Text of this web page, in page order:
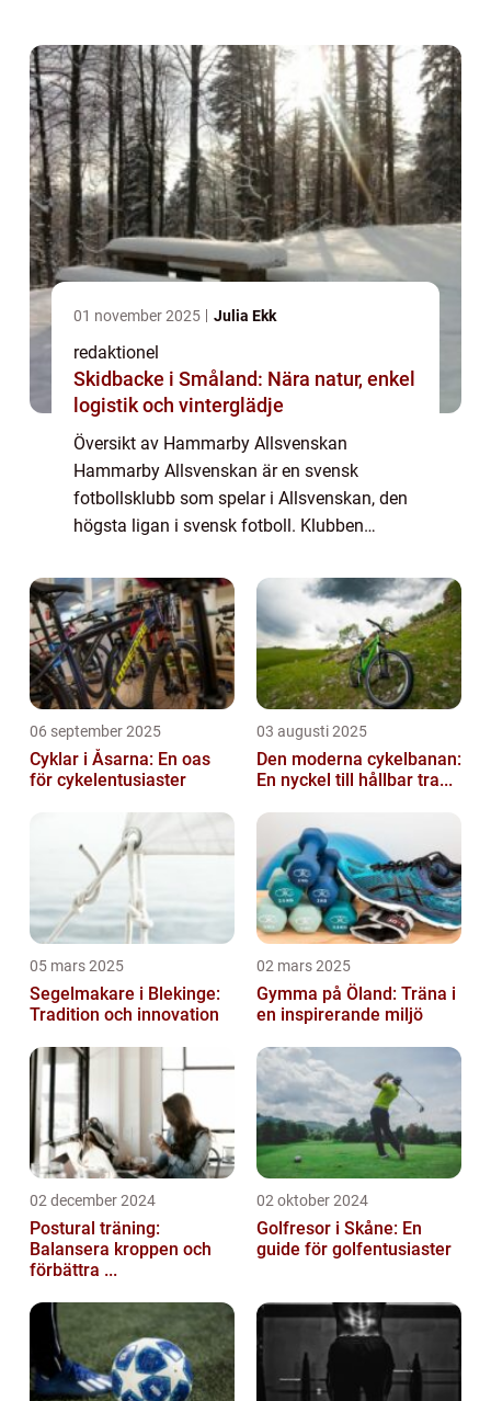
spelas på Tele2 Arena. Hamma...
01 november 2025 Julia Ekk
redaktionel
Skidbacke i Småland: Nära natur, enkel
logistik och vinterglädje
Översikt av Hammarby Allsvenskan
Hammarby Allsvenskan är en svensk
fotbollsklubb som spelar i Allsvenskan, den
högsta ligan i svensk fotboll. Klubben
Stockholm, med sina hemmamatcher som
spelas på Tele2 Arena. Hamma...
06 september 2025
Cyklar i Åsarna: En oas
för cykelentusiaster
03 augusti 2025
Den moderna cykelbanan:
En nyckel till hållbar tra...
05 mars 2025
Segelmakare i Blekinge:
Tradition och innovation
02 mars 2025
Gymma på Öland: Träna i
en inspirerande miljö
02 december 2024
Postural träning:
Balansera kroppen och
förbättra ...
02 oktober 2024
Golfresor i Skåne: En
guide för golfentusiaster